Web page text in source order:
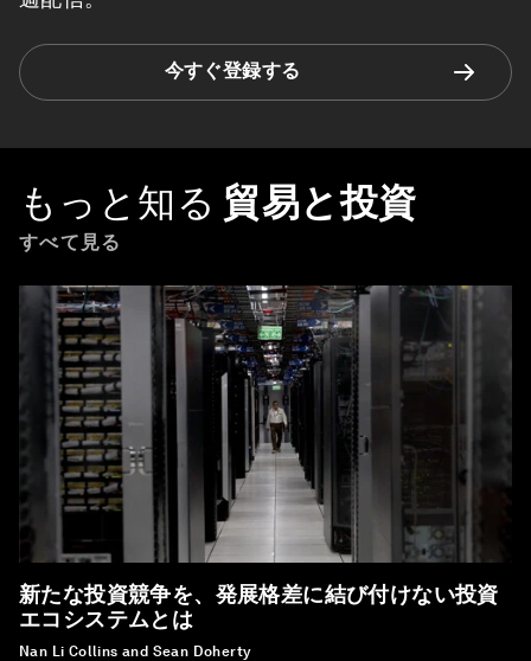
今すぐ登録する
もっと知る 貿易と投資
すべて見る
新たな投資競争を、発展格差に結び付けない投資
エコシステムとは
Nan Li Collins and Sean Doherty